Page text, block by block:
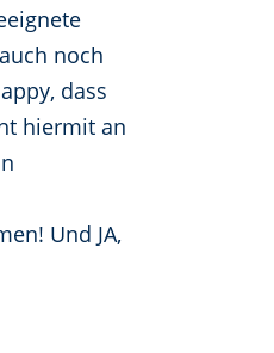
noch
dass
hiermit an
Und JA,